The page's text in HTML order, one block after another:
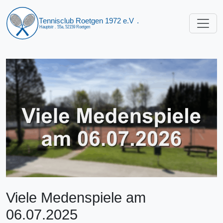
Viele Medenspiele am
06.07.2025